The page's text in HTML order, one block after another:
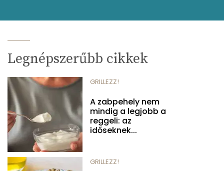
Legnépszerűbb cikkek
GRILLEZZ!
A zabpehely nem
mindig a legjobb a
reggeli: az
időseknek...
GRILLEZZ!